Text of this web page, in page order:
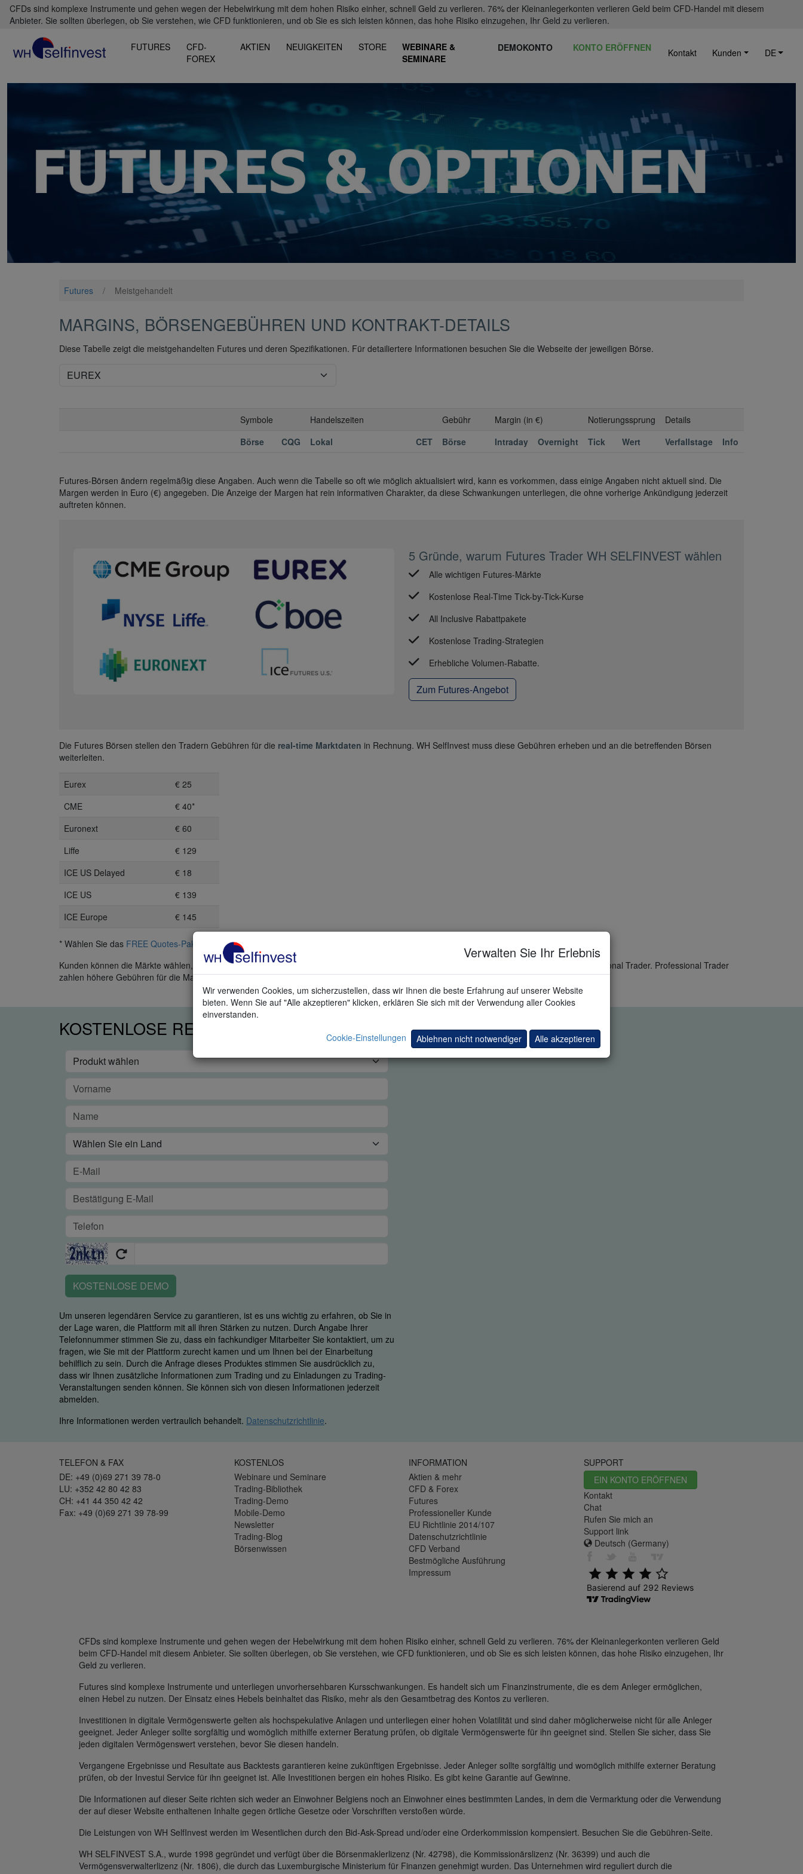
CFDs sind komplexe Instrumente und gehen wegen der Hebelwirkung mit dem hohen Risiko einher, schnell Geld zu verlieren. 76% der Kleinanlegerkonten verlieren Geld beim CFD-Handel mit diesem
Anbieter. Sie sollten überlegen, ob Sie verstehen, wie CFD funktionieren, und ob Sie es sich leisten können, das hohe Risiko einzugehen, Ihr Geld zu verlieren.
FUTURES
CFD-
FOREX
AKTIEN NEUIGKEITEN STORE
WEBINARE &
SEMINARE
DEMOKONTO KONTO ERÖFFNEN Kontakt Kunden DE
Futures / Meistgehandelt
MARGINS, BÖRSENGEBÜHREN UND KONTRAKT-DETAILS
Diese Tabelle zeigt die meistgehandelten Futures und deren Spezifikationen. Für detailiertere Informationen besuchen Sie die Webseite der jeweiligen Börse.
Symbole Handelszeiten Gebühr Margin (in €) Notierungssprung
Details
Börse
CQG Lokal CET Börse Intraday Overnight Tick Wert Verfallstage Info
Futures-Börsen ändern regelmäßig diese Angaben. Auch wenn die Tabelle so oft wie möglich aktualisiert wird, kann es vorkommen, dass einige Angaben nicht aktuell sind. Die
Margen werden in Euro (€) angegeben. Die Anzeige der Margen hat rein informativen Charakter, da diese Schwankungen unterliegen, die ohne vorherige Ankündigung jederzeit
auftreten können.
5 Gründe, warum Futures Trader WH SELFINVEST wählen
Alle wichtigen Futures-Märkte
Kostenlose Real-Time Tick-by-Tick-Kurse
All Inclusive Rabattpakete
Kostenlose Trading-Strategien
Erhebliche Volumen-Rabatte.
Zum Futures-Angebot
Die Futures Börsen stellen den Tradern Gebühren für die real-time Marktdaten in Rechnung. WH SelfInvest muss diese Gebühren erheben und an die betreffenden Börsen
weiterleiten.
Eurex
€ 25
CME
€ 40*
Euronext
€ 60
Liffe
€ 129
ICE US Delayed
€ 18
ICE US
€ 139
ICE Europe
€ 145
* Wählen Sie das FREE Quotes-Paket
und erhalten Sie kostenlose Realtime-Marktdaten der CME.
Kunden können die Märkte wählen, die sie handeln möchten. Kein Markt ist verpflichtend. Die oben genannten Gebühren gelten für Non-Professional Trader. Professional Trader
zahlen höhere Gebühren für die Marktdaten. Die Gebühren für Marktdaten für Professional Trader erhalten Sie auf Anfrage.
Verwalten Sie Ihr Erlebnis
Wir verwenden Cookies, um sicherzustellen, dass wir Ihnen die beste Erfahrung auf unserer Website
bieten. Wenn Sie auf "Alle akzeptieren" klicken, erklären Sie sich mit der Verwendung aller Cookies
einverstanden.
Cookie-Einstellungen
Ablehnen nicht notwendiger Alle akzeptieren
KOSTENLOSE REAL-TIME TRADING DEMO
KOSTENLOSE DEMO
Um unseren legendären Service zu garantieren, ist es uns wichtig zu erfahren, ob Sie in
der Lage waren, die Plattform mit all ihren Stärken zu nutzen. Durch Angabe Ihrer
Telefonnummer stimmen Sie zu, dass ein fachkundiger Mitarbeiter Sie kontaktiert, um zu
fragen, wie Sie mit der Plattform zurecht kamen und um Ihnen bei der Einarbeitung
behilflich zu sein. Durch die Anfrage dieses Produktes stimmen Sie ausdrücklich zu,
dass wir Ihnen zusätzliche Informationen zum Trading und zu Einladungen zu Trading-
Veranstaltungen senden können. Sie können sich von diesen Informationen jederzeit
abmelden.
Ihre Informationen werden vertraulich behandelt. Datenschutzrichtlinie.
TELEFON & FAX
DE: +49 (0)69 271 39 78-0
LU: +352 42 80 42 83
CH: +41 44 350 42 42
Fax: +49 (0)69 271 39 78-99
KOSTENLOS
Webinare und Seminare
Trading-Bibliothek
Trading-Demo
Mobile-Demo
Newsletter
Trading-Blog
Börsenwissen
INFORMATION
Aktien & mehr
CFD & Forex
Futures
Professioneller Kunde
EU Richtlinie 2014/107
Datenschutzrichtlinie
CFD Verband
Bestmögliche Ausführung
Impressum
SUPPORT
EIN KONTO ERÖFFNEN
Kontakt
Chat
Rufen Sie mich an
Support link
Deutsch (Germany)
CFDs sind komplexe Instrumente und gehen wegen der Hebelwirkung mit dem hohen Risiko einher, schnell Geld zu verlieren. 76% der Kleinanlegerkonten verlieren Geld
beim CFD-Handel mit diesem Anbieter. Sie sollten überlegen, ob Sie verstehen, wie CFD funktionieren, und ob Sie es sich leisten können, das hohe Risiko einzugehen, Ihr
Geld zu verlieren.
Futures sind komplexe Instrumente und unterliegen unvorhersehbaren Kursschwankungen. Es handelt sich um Finanzinstrumente, die es dem Anleger ermöglichen,
einen Hebel zu nutzen. Der Einsatz eines Hebels beinhaltet das Risiko, mehr als den Gesamtbetrag des Kontos zu verlieren.
Investitionen in digitale Vermögenswerte gelten als hochspekulative Anlagen und unterliegen einer hohen Volatilität und sind daher möglicherweise nicht für alle Anleger
geeignet. Jeder Anleger sollte sorgfältig und womöglich mithilfe externer Beratung prüfen, ob digitale Vermögenswerte für ihn geeignet sind. Stellen Sie sicher, dass Sie
jeden digitalen Vermögenswert verstehen, bevor Sie diesen handeln.
Vergangene Ergebnisse und Resultate aus Backtests garantieren keine zukünftigen Ergebnisse. Jeder Anleger sollte sorgfältig und womöglich mithilfe externer Beratung
prüfen, ob der Investui Service für ihn geeignet ist. Alle Investitionen bergen ein hohes Risiko. Es gibt keine Garantie auf Gewinne.
Die Informationen auf dieser Seite richten sich weder an Einwohner Belgiens noch an Einwohner eines bestimmten Landes, in dem die Vermarktung oder die Verwendung
der auf dieser Website enthaltenen Inhalte gegen örtliche Gesetze oder Vorschriften verstoßen würde.
Die Leistungen von WH SelfInvest werden im Wesentlichen durch den Bid-Ask-Spread und/oder eine Orderkommission kompensiert. Besuchen Sie die Gebühren-Seite.
WH SELFINVEST S.A., wurde 1998 gegründet und verfügt über die Börsenmaklerlizenz (Nr. 42798), die Kommissionärslizenz (Nr. 36399) und auch die
Vermögensverwalterlizenz (Nr. 1806), die durch das Luxemburgische Ministerium für Finanzen genehmigt wurden. Das Unternehmen wird reguliert durch die